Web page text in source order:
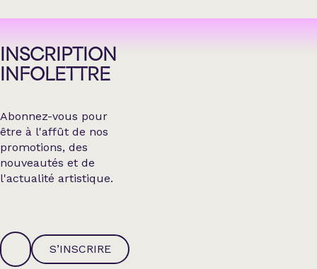
INSCRIPTION
INFOLETTRE
Abonnez-vous pour
être à l'affût de nos
promotions, des
nouveautés et de
l'actualité artistique.
S’INSCRIRE